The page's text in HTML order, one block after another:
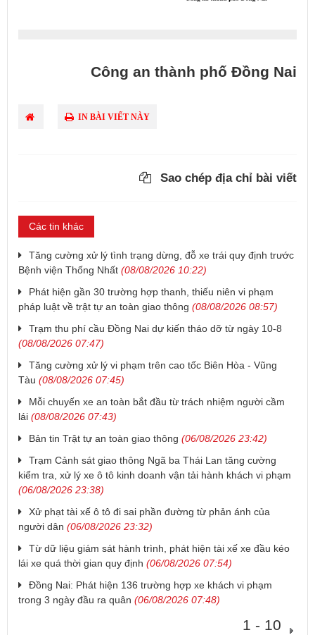
Công an thành phố Đồng Nai
IN BÀI VIẾT NÀY
Sao chép địa chỉ bài viết
Các tin khác
Tăng cường xử lý tình trạng dừng, đỗ xe trái quy định trước
Bệnh viện Thống Nhất (08/08/2026 10:22)
Phát hiện gần 30 trường hợp thanh, thiếu niên vi phạm
pháp luật về trật tự an toàn giao thông (08/08/2026 08:57)
Trạm thu phí cầu Đồng Nai dự kiến tháo dỡ từ ngày 10-8
(08/08/2026 07:47)
Tăng cường xử lý vi phạm trên cao tốc Biên Hòa - Vũng
Tàu (08/08/2026 07:45)
Mỗi chuyến xe an toàn bắt đầu từ trách nhiệm người cầm
lái (08/08/2026 07:43)
Bản tin Trật tự an toàn giao thông (06/08/2026 23:42)
Trạm Cảnh sát giao thông Ngã ba Thái Lan tăng cường
kiểm tra, xử lý xe ô tô kinh doanh vận tải hành khách vi phạm
(06/08/2026 23:38)
Xử phạt tài xế ô tô đi sai phần đường từ phản ánh của
người dân (06/08/2026 23:32)
Từ dữ liệu giám sát hành trình, phát hiện tài xế xe đầu kéo
lái xe quá thời gian quy định (06/08/2026 07:54)
Đồng Nai: Phát hiện 136 trường hợp xe khách vi phạm
trong 3 ngày đầu ra quân (06/08/2026 07:48)
1 - 10